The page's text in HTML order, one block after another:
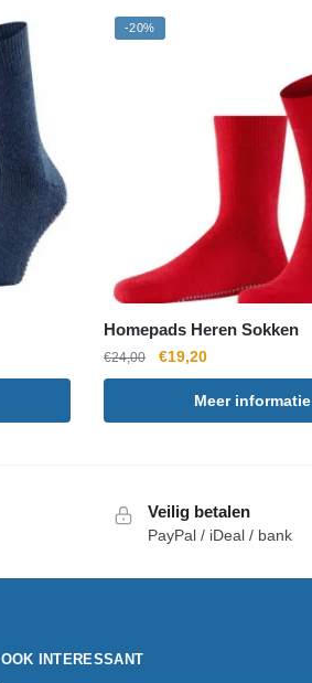
-20%
Homepads Heren Sokken
€24,00
Oorspronkelijke
prijs
€24,00.
€19,20Huidige
prijs
is:
€19,20.
Meer informatie
Veilig betalen
PayPal / iDeal / bank
OOK INTERESSANT